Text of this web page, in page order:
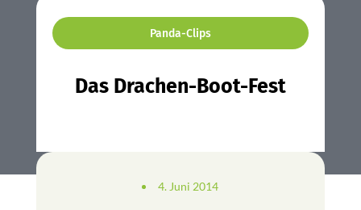
Panda-Clips
Das Drachen-Boot-Fest
4. Juni 2014